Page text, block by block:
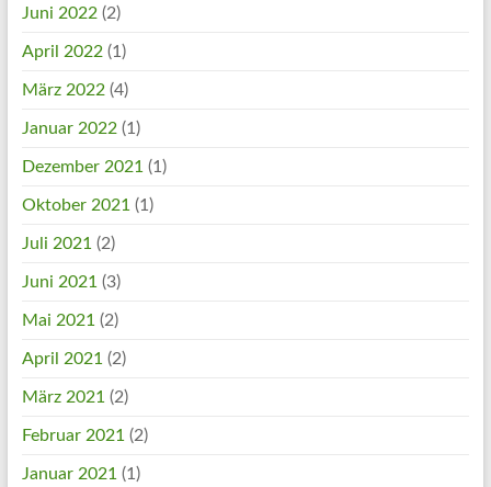
Juni 2022(2)
April 2022(1)
März 2022(4)
Januar 2022(1)
Dezember 2021 (1)
Oktober 2021 (1)
Juli 2021 (2)
Juni 2021 (3)
Mai 2021 (2)
April 2021 (2)
März 2021 (2)
Februar 2021 (2)
Januar 2021 (1)